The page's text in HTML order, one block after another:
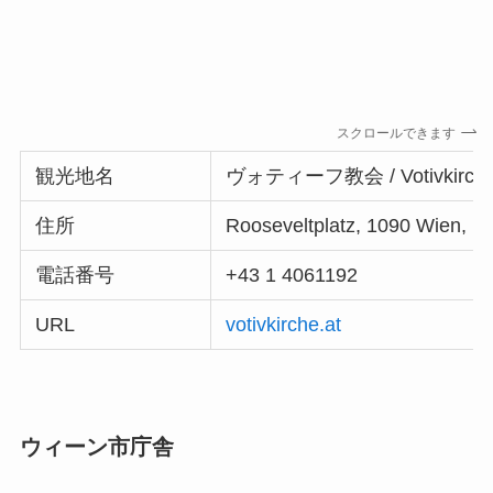
スクロールできます
観光地名 ヴォティーフ教会 /
住所 Rooseveltplatz, 1090 Wien,
電話番号 +43 1 4061192
URL votivkirche.at
ウィーン市庁舎